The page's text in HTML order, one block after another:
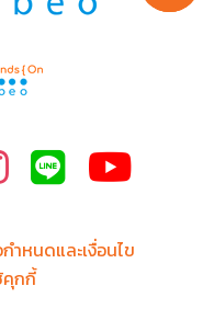
ำหนดและเงื่อนไข
คุกกี้